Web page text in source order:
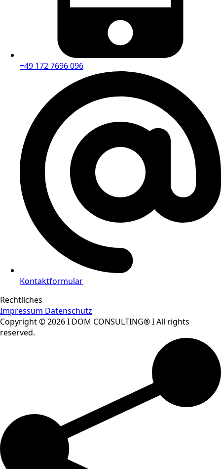
+49 172 7696 096
Kontaktformular
Rechtliches
Impressum Datenschutz
Copyright © 2026 I DOM CONSULTING® I All rights
reserved.